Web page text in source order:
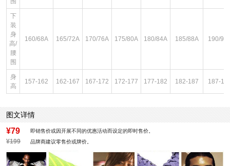
下
装
身
高/
腰
围
160/68A 165/72A 170/76A 175/80A 180/84A 185/88A 190/
身
高
157-162 162-167 167-172 172-177 177-182 182-187 187-
图文详情
¥79 即销售价或因开展不同的优惠活动而设定的即时售价。
¥199 品牌商建议零售价或牌价。